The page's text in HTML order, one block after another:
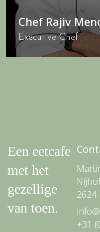
Chef Rajiv
Executive Chef
Een eetcafe
met het
gezellige
van toen.
2624
+31